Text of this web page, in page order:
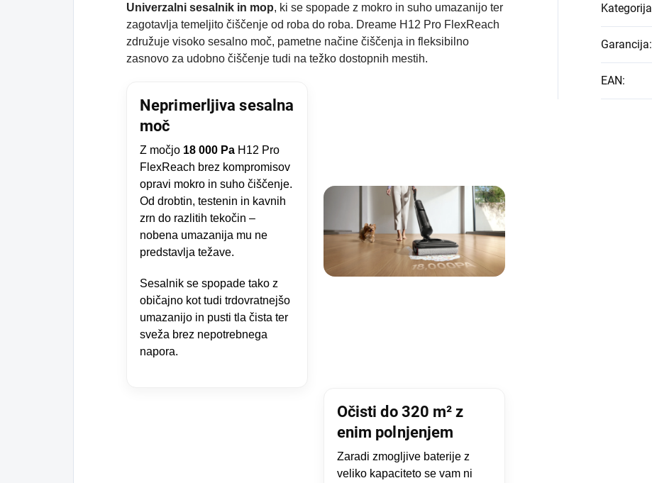
Univerzalni sesalnik in mop, ki se spopade z mokro in suho umazanijo ter
zagotavlja temeljito čiščenje od roba do roba. Dreame H12 Pro FlexReach
združuje visoko sesalno moč, pametne načine čiščenja in fleksibilno
zasnovo za udobno čiščenje tudi na težko dostopnih mestih.
Neprimerljiva sesalna
moč
Z močjo 18 000 Pa H12 Pro
FlexReach brez kompromisov
opravi mokro in suho čiščenje.
Od drobtin, testenin in kavnih
zrn do razlitih tekočin –
nobena umazanija mu ne
predstavlja težave.
Sesalnik se spopade tako z
običajno kot tudi trdovratnejšo
umazanijo in pusti tla čista ter
sveža brez nepotrebnega
napora.
Očisti do 320 m² z
enim polnjenjem
Zaradi zmogljive baterije z
veliko kapaciteto se vam ni
Kategorija
Garancija:
EAN: